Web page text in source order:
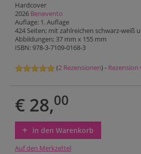
Hardcover
2026 Benevento
Auflage: 1. Auflage
424 Seiten; mit zahlreichen schwarz-weiß
Abbildungen; 37 mm x 155 mm
ISBN: 978-3-7109-0168-3
(2 Rezensionen) - Rezension
€ 28,00
in den Warenkorb
Auf den Merkzettel